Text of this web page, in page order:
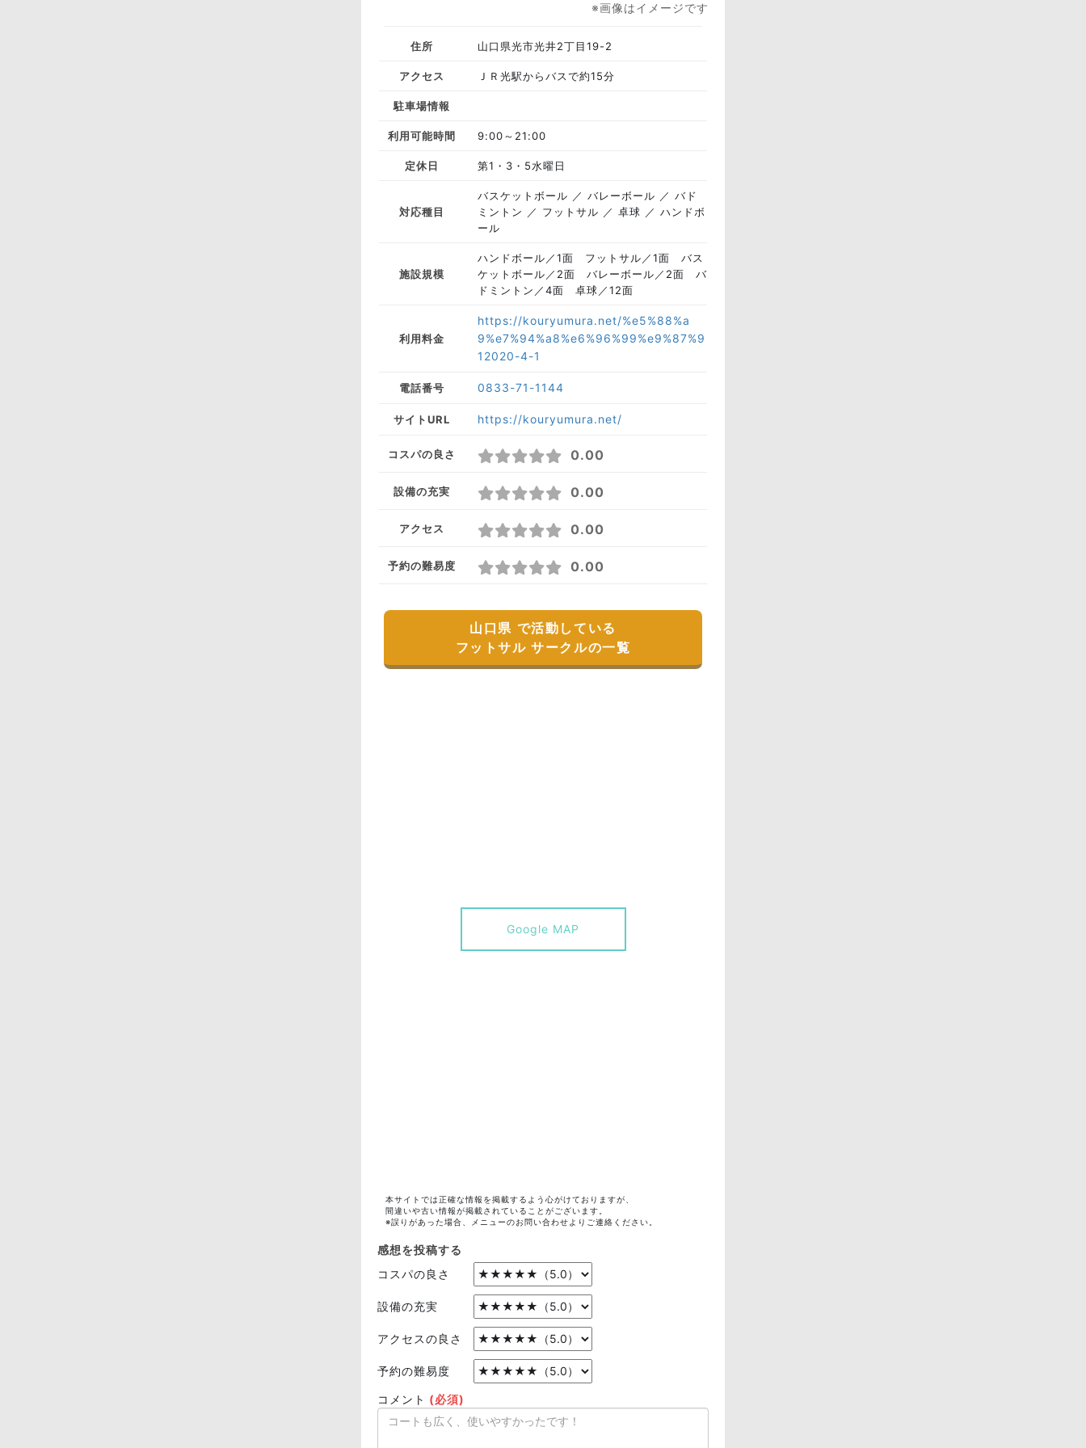
※画像はイメージです
住所 山口県光市光井2丁目19-2
アクセス ＪＲ光駅からバスで約15分
駐車場情報
利用可能時間 9:00～21:00
定休日 第1・3・5水曜日
対応種目
バスケットボール バレーボール
バド
ミントン
フットサル 卓球
ハンドボ
ール
施設規模
ハンドボール／1面 フットサル／1面 バス
ケットボール／2面 バレーボール／2面 バ
ドミントン／4面 卓球／12面
利用料金
https://kouryumura.net/%e5%88%a
9%e7%94%a8%e6%96%99%e9%87%9
12020-4-1
電話番号 0833-71-1144
サイトURL https://kouryumura.net/
コスパの良さ 0.00
設備の充実 0.00
アクセス 0.00
予約の難易度 0.00
山口県 で活動している
フットサル サークルの一覧
Google MAP
本サイトでは正確な情報を掲載するよう心がけておりますが、
間違いや古い情報が掲載されていることがございます。
※誤りがあった場合、メニューのお問い合わせよりご連絡ください。
感想を投稿する
コスパの良さ
設備の充実
アクセスの良さ
予約の難易度
コメント (必須)